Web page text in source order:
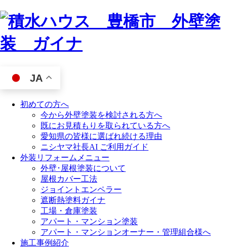
JA
初めての方へ
今から外壁塗装を検討される方へ
既にお見積もりを取られている方へ
愛知県の皆様に選ばれ続ける理由
ニシヤマ社長AI ご利用ガイド
外装リフォームメニュー
外壁･屋根塗装について
屋根カバー工法
ジョイントエンペラー
遮断熱塗料ガイナ
工場・倉庫塗装
アパート・マンション塗装
アパート・マンションオーナー・管理組合様へ
施工事例紹介